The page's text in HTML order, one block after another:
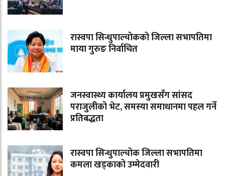
रास्वपा सिन्धुपाल्चोकको जिल्ला सभापतिमा
माया गुरुङ निर्वाचित
जनस्वास्थ्य कार्यालय प्रमुखसँग सांसद
पराजुलीको भेट, समस्या समाधानमा पहल गर्ने
प्रतिबद्धता
रास्वपा सिन्धुपाल्चोक जिल्ला सभापतिमा
कमला खड्काको उम्मेदवारी